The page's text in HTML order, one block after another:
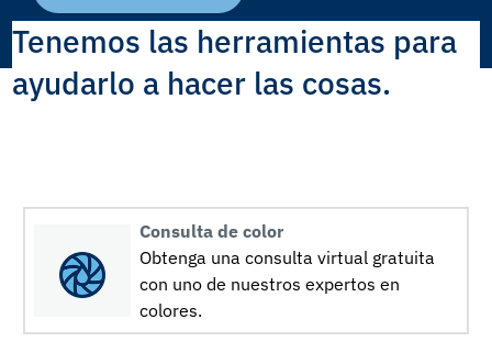
Tenemos las herramientas para
ayudarlo a hacer las cosas.
Consulta de color
Obtenga una consulta virtual gratuita
con uno de nuestros expertos en
colores.